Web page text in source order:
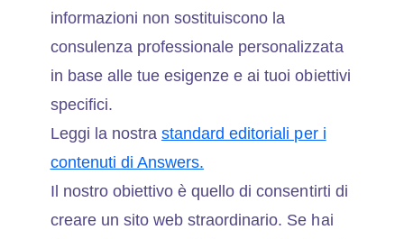
informazioni non sostituiscono la
consulenza professionale personalizzata
in base alle tue esigenze e ai tuoi obiettivi
specifici.
Leggi la nostra standard editoriali per i
contenuti di Answers.
Il nostro obiettivo è quello di consentirti di
creare un sito web straordinario. Se hai